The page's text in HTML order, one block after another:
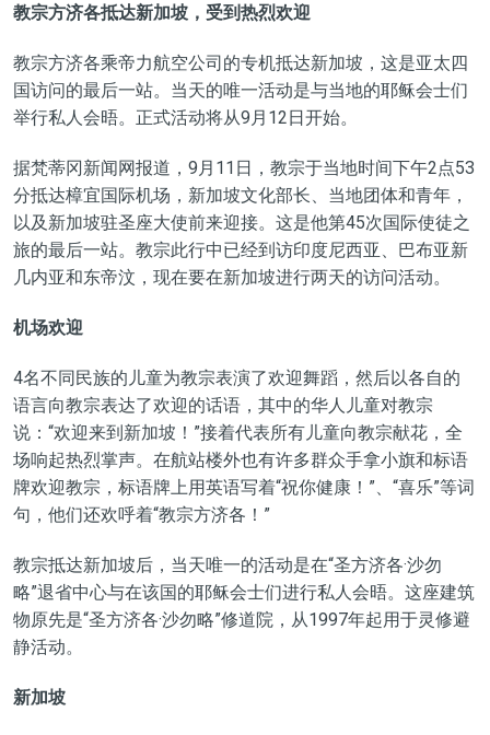
教宗方济各抵达新加坡，受到热烈欢迎
教宗方济各乘帝力航空公司的专机抵达新加坡，这是亚太四
国访问的最后一站。当天的唯一活动是与当地的耶稣会士们
举行私人会晤。正式活动将从9月12日开始。
据梵蒂冈新闻网报道， 9月11日 ， 教宗于当地时间下午2点53
分抵达樟宜国际机场，新加坡文化部长、当地团体和青年，
以及新加坡驻圣座大使前来迎接。这是他第45次国际使徒之
旅的最后一站。教宗此行中已经到访印度尼西亚、巴布亚新
几内亚和东帝汶，现在要在新加坡进行两天的访问活动。
机场欢迎
4名不同民族的儿童为教宗表演了欢迎舞蹈，然后以各自的
语言向教宗表达了欢迎的话语，其中的华人儿童对教宗
说：“欢迎来到新加坡！”接着代表所有儿童向教宗献花，全
场响起热烈掌声。在航站楼外也有许多群众手拿小旗和标语
牌欢迎教宗，标语牌上用英语写着“祝你健康！”、“喜乐”等词
句，他们还欢呼着“教宗方济各！”
教宗抵达新加坡后，当天唯一的活动是在“圣方济各·沙勿
略”退省中心与在该国的耶稣会士们进行私人会晤。这座建筑
物原先是“圣方济各·沙勿略”修道院，从1997年起用于灵修避
静活动。
新加坡